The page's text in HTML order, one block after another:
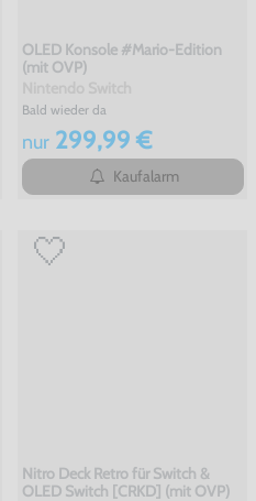
OLED Konsole #Mario-Edition
(mit OVP)
Bald wieder da
nur299,99 €
Kaufalarm
Nitro Deck Retro für Switch &
OLED Switch [CRKD] (mit OVP)